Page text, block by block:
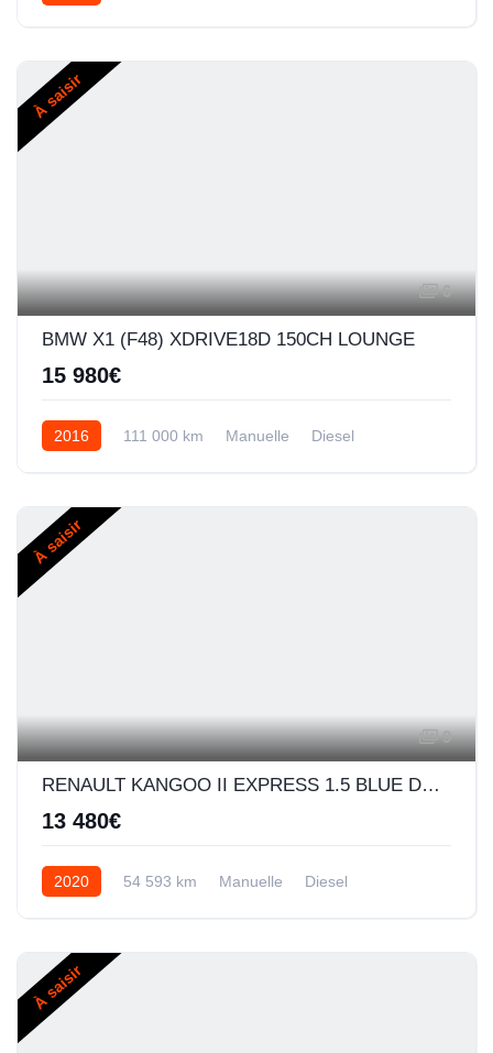
À saisir
6
BMW X1 (F48) XDRIVE18D 150CH LOUNGE
15 980€
2016 111 000 km Manuelle Diesel
À saisir
9
RENAULT KANGOO II EXPRESS 1.5 BLUE DCI 80CH EXTRA R-LINK 5CV
13 480€
2020 54 593 km Manuelle Diesel
À saisir